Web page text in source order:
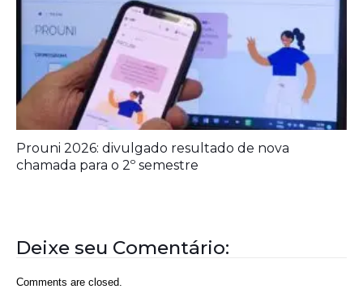
Prouni 2026: divulgado resultado de nova
chamada para o 2º semestre
Deixe seu Comentário:
Comments are closed.